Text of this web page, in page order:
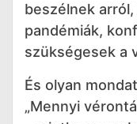
beszélnek
pandémiák,
szükségesek a
És olyan
„Mennyi